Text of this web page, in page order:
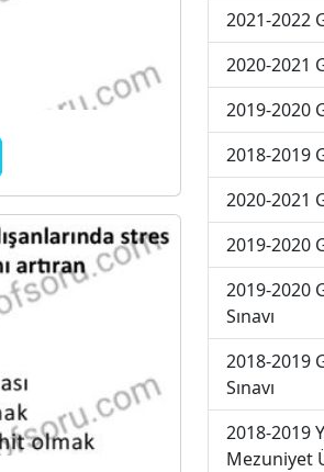
2021-2022
2020-2021
2019-2020
2018-2019
2020-2021
2019-2020
2019-2020
Sınavı
2018-2019
Sınavı
2018-2019
Mezuniyet